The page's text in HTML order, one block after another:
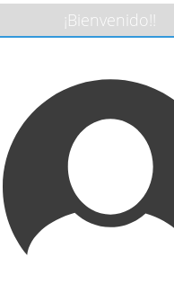
¡Bienvenido!!